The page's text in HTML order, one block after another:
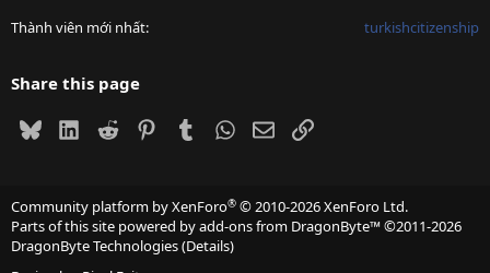
Thành viên mới nhất turkishcitizenship
Share this page
BlueskyLinkedIn
Reddit PinterestTumblrWhatsApp
EmailLink
Community platform by XenForo® © 2010-2026 XenForo Ltd.
Parts of this site powered byadd-ons from DragonByte™©2011-2026
DragonByte Technologies(Details)